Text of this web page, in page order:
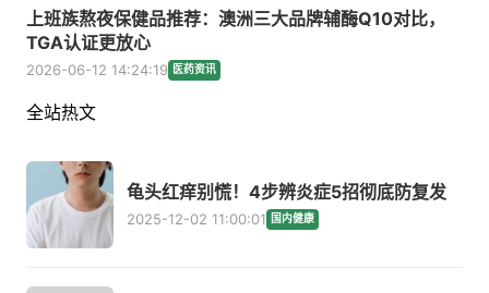
上班族熬夜保健品推荐：澳洲三大品牌辅酶Q10对比，
TGA认证更放心
2026-06-12 14:24:19 医药资讯
全站热文
龟头红痒别慌！4步辨炎症5招彻底防复发
2025-12-02 11:00:01 国内健康